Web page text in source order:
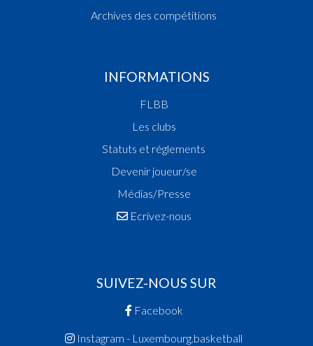
Archives des compétitions
INFORMATIONS
FLBB
Les clubs
Statuts et réglements
Devenir joueur/se
Médias/Presse
Ecrivez-nous
SUIVEZ-NOUS SUR
Facebook
Instagram - Luxembourg.basketball